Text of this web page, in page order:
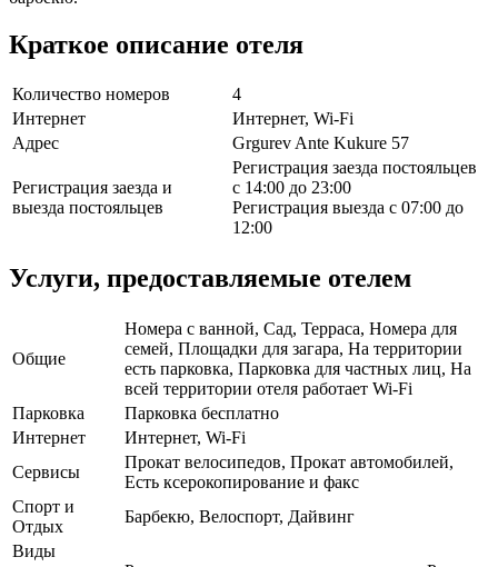
Краткое описание отеля
Количество номеров
4
Интернет
Интернет, Wi-Fi
Адрес
Grgurev Ante Kukure 57
Регистрация заезда и
выезда постояльцев
Регистрация заезда постояльцев
с 14:00 до 23:00
Регистрация выезда с 07:00 до
12:00
Услуги, предоставляемые отелем
Общие
Номера с ванной, Сад, Терраса, Номера для
семей, Площадки для загара, На территории
есть парковка, Парковка для частных лиц, На
всей территории отеля работает Wi-Fi
Парковка
Парковка бесплатно
Интернет
Интернет, Wi-Fi
Сервисы
Прокат велосипедов, Прокат автомобилей,
Есть ксерокопирование и факс
Спорт и
Отдых
Барбекю, Велоспорт, Дайвинг
Виды